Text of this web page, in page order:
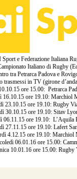
e Federazione Italiana
Italiano di Rugby
tra Petrarca Padova e
trasmessi in TV (girone
ore 15.00: Petrarca
16.10.15 ore 19.10: Marchiol
23.10.15 ore 19.10: Rugby
30.10.15 ore 19.10: Sitav
06.11.15 ore 19.10: L’Aquila
27.11.15 ore 19.10: Lafert
4.12.15 ore 19.10: Marchiol
06.01.16 ore 15.00:
10.01.16 ore 15.00: